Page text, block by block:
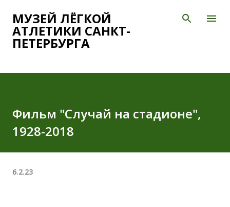
К основному контенту
МУЗЕЙ ЛЁГКОЙ
АТЛЕТИКИ САНКТ-
ПЕТЕРБУРГА
Фильм "Случай на стадионе",
1928-2018
6.2.23